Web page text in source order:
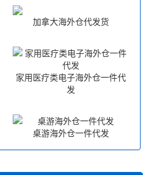
加拿大海外仓代发货
家用医疗类电子海外仓一件代
发
桌游海外仓一件代发